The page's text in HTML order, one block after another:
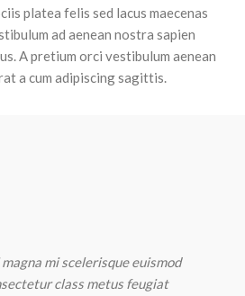
platea felis sed lacus maecenas
ad aenean nostra sapien
A pretium orci vestibulum aenean
a cum adipiscing sagittis.
mi scelerisque euismod
class metus feugiat